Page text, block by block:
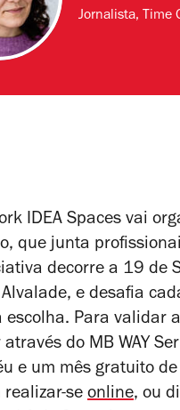
Jornalista, Time
IDEA Spaces vai
que junta
decorre a 19
e desafia
Para validar
do MB WAY
e um mês gratuito
realizar-se online, ou